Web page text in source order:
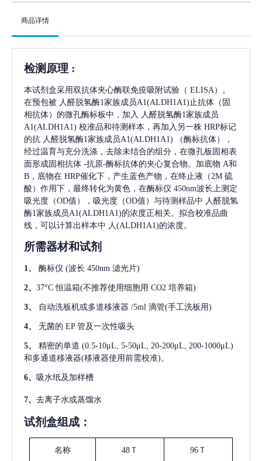
商品详情
检测原理 :
本试剂盒采用双抗体夹心酶联免疫吸附试验（ ELISA）。
在预包被 人醛脱氢酶1家族成员A1(ALDH1A1) 止抗体（固
相抗体）的微孔酶标板中，加入
人醛脱氢酶1家族成员
A1(ALDH1A1) 校准品和待测样本，再加入另一株 HRP标记
的抗 人醛脱氢酶1家族成员A1(ALDH1A1)
（酶标抗体），
经过温育与充分洗涤，去除未结合的组分，在微孔板固相表
面形成固相抗体 -抗原-酶标抗体的夹心复合物。加底物 A和
B，底物在 HRP催化下，产生蓝色产物，在终止液（2M 硫
酸）作用下，最终转化为黄色，在酶标仪 450nm波长上测定
吸光度（OD值），吸光度（OD值）与待测样品中 人醛脱氢
酶1家族成员A1(ALDH1A1)的浓度正相关。拟合校准品曲
线，可以计算出样本中 人(ALDH1A1)的浓度。
所需器材和试剂
1、 酶标仪 (波长 450nm 滤光片)
2、 37°C 恒温箱(不推荐使用细胞用 CO2 培养箱)
3、 自动洗板机或多道移液器 /5ml 滴管(手工洗板用)
4、 无菌的 EP 管及一次性吸头
5、 精密的单道 (0.5-10μL, 5-50μL, 20-200μL, 200-1000μL)
和多通道移液器(移液器使用前需校准)。
6、 吸水纸及加样槽
7、 去离子水或蒸馏水
试剂盒组成：
名称 48Ｔ 96Ｔ